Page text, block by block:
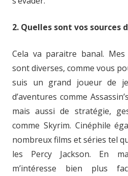
2. Quelles sont vos sources
Cela va paraitre banal. Mes
sont diverses, comme vous
suis un grand joueur de
d’aventures comme
mais aussi de stratégie,
comme Skyrim. Cinéphile
nombreux films et séries tel
les Percy Jackson. En
m’intéresse bien plus